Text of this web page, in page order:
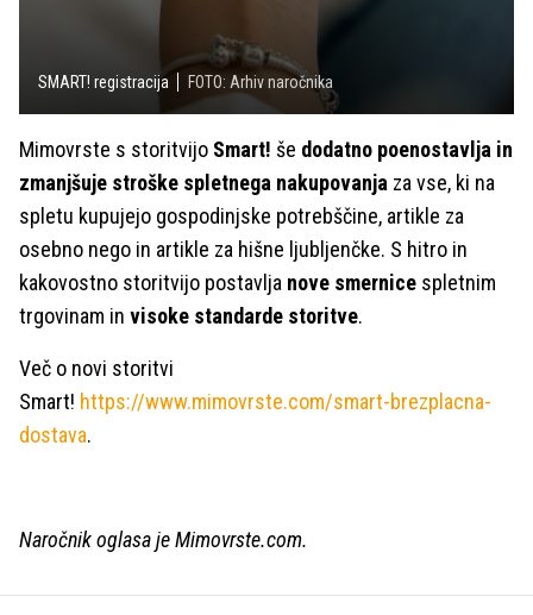
SMART! registracija FOTO: Arhiv naročnika
Mimovrste s storitvijo Smart! še dodatno poenostavlja in
zmanjšuje stroške spletnega nakupovanja za vse, ki na
spletu kupujejo gospodinjske potrebščine, artikle za
osebno nego in artikle za hišne ljubljenčke. S hitro in
kakovostno storitvijo postavlja nove smernice spletnim
trgovinam in visoke standarde storitve.
Več o novi storitvi
Smart! https://www.mimovrste.com/smart-brezplacna-
dostava.
Naročnik oglasa je Mimovrste.com.